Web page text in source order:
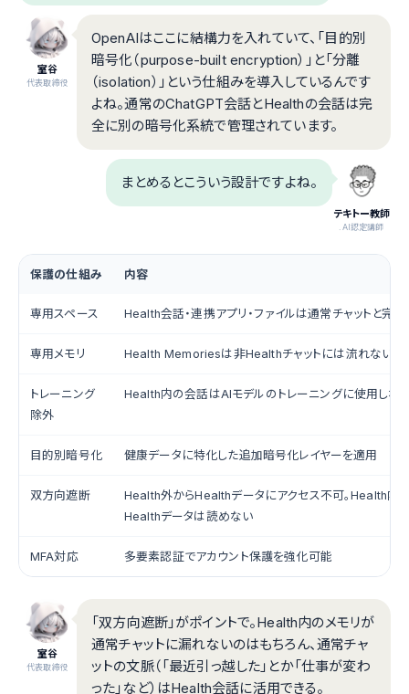
室谷
代表取締役
OpenAIはここに結構力を入れていて、「目的別
暗号化（purpose-built encryption）」と「分離
（isolation）」という仕組みを導入しているんです
よね。通常のChatGPT会話とHealthの会話は完
全に別の暗号化系統で管理されています。
テキトー教師
.AI認定講師
まとめるとこういう設計ですよね。
保護の仕組み 内容
専用スペース Health会話・連携アプリ・ファイルは通常チャットと完
専用メモリ Health Memoriesは非Healthチャットには流れない
トレーニング
除外
Health内の会話はAIモデルのトレーニングに使用しな
目的別暗号化 健康データに特化した追加暗号化レイヤーを適用
双方向遮断
Health外からHealthデータにアクセス不可。Health内
Healthデータは読めない
MFA対応 多要素認証でアカウント保護を強化可能
室谷
代表取締役
「双方向遮断」がポイントで。Health内のメモリが
通常チャットに漏れないのはもちろん、通常チャ
ットの文脈（「最近引っ越した」とか「仕事が変わ
った」など）はHealth会話に活用できる。